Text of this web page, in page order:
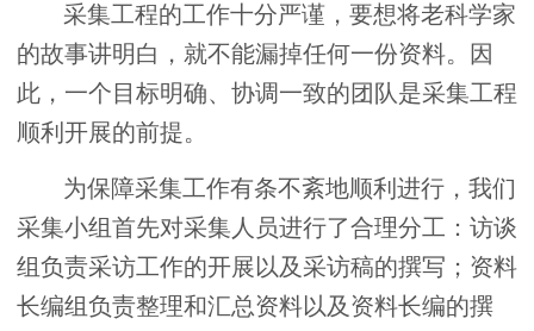
采集工程的工作十分严谨，要想将老科学家
的故事讲明白，就不能漏掉任何一份资料。因
此，一个目标明确、协调一致的团队是采集工程
顺利开展的前提。
为保障采集工作有条不紊地顺利进行，我们
采集小组首先对采集人员进行了合理分工：访谈
组负责采访工作的开展以及采访稿的撰写；资料
长编组负责整理和汇总资料以及资料长编的撰